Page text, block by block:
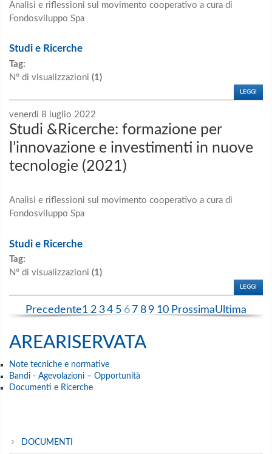
Analisi e riflessioni sul movimento cooperativo a cura di
Fondosviluppo Spa
Studi e Ricerche
Tag:
N° di visualizzazioni (1)
LEGGI
venerdì 8 luglio 2022
Studi &Ricerche: formazione per
l’innovazione e investimenti in nuove
tecnologie (2021)
Analisi e riflessioni sul movimento cooperativo a cura di
Fondosviluppo Spa
Studi e Ricerche
Tag:
N° di visualizzazioni (1)
LEGGI
Precedente1 2 34 5 6 7 8 9 10 ProssimaUltima
AREARISERVATA
Note tecniche e normative
Bandi - Agevolazioni – Opportunità
Documenti e Ricerche
DOCUMENTI